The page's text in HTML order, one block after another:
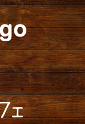
ゴ)カフ
フェ』より